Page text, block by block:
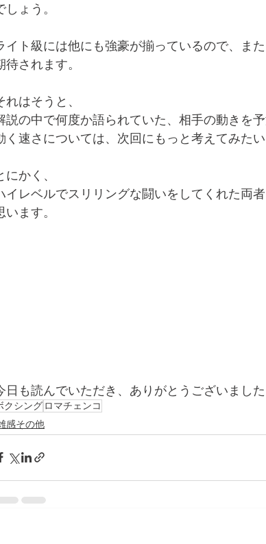
しょう。
イト級には他にも強豪が揃っているので、ま
待されます。
れはそうと、
説の中で何度か語られていた、相手の動きを
く速さについては、次回にもっと考えてみたい
にかく、
イレベルでスリリングな闘いをしてくれた両
います。
日も読んでいただき、ありがとうございました
クシング ロマチェンコ
感その他